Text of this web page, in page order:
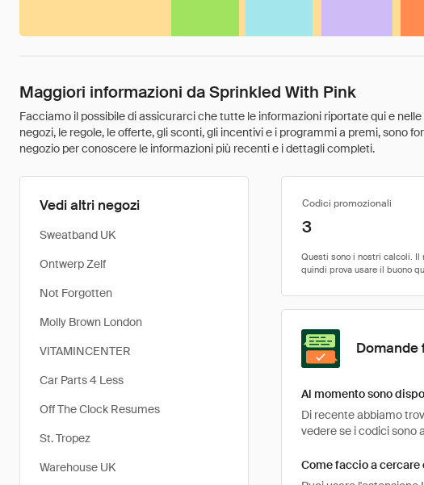
Maggiori informazioni da Sprinkled With Pink
Facciamo il possibile di assicurarci che tutte le informazioni riportate qui e
negozi, le regole, le offerte, gli sconti, gli incentivi e i programmi a premi, sono
negozio per conoscere le informazioni più recenti e i dettagli completi.
Vedi altri negozi
Sweatband UK
Ontwerp Zelf
Not Forgotten
Molly Brown London
VITAMINCENTER
Car Parts 4 Less
Off The Clock Resumes
St. Tropez
Warehouse UK
Codici promozionali
3
Domande
Al momento sono
Di recente abbiamo
vedere se i codici sono
Come faccio a cercare